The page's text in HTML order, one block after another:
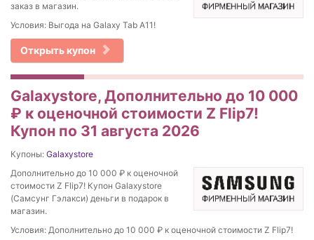
заказ в магазин.
Условия: Выгода на Galaxy Tab A11!
Открыть купон
Galaxystore, Дополнительно до 10 000
₽ к оценочной стоимости Z Flip7!
Купон по 31 августа 2026
Купоны: Galaxystore
Дополнительно до 10 000 ₽ к оценочной
стоимости Z Flip7! Купон Galaxystore
(Самсунг Гэлакси) деньги в подарок в
магазин.
Условия: Дополнительно до 10 000 ₽ к оценочной стоимости Z Flip7!